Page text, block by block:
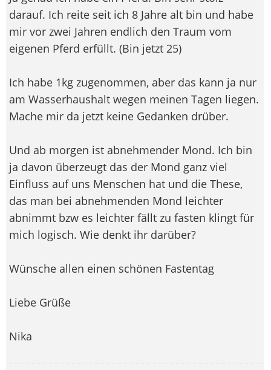
darauf. Ich reite seit ich 8 Jahre alt bin und habe
mir vor zwei Jahren endlich den Traum vom
eigenen Pferd erfüllt. (Bin jetzt 25)
Ich habe 1kg zugenommen, aber das kann ja nur
am Wasserhaushalt wegen meinen Tagen liegen.
Mache mir da jetzt keine Gedanken drüber.
Und ab morgen ist abnehmender Mond. Ich bin
ja davon überzeugt das der Mond ganz viel
Einfluss auf uns Menschen hat und die These,
das man bei abnehmenden Mond leichter
abnimmt bzw es leichter fällt zu fasten klingt für
mich logisch. Wie denkt ihr darüber?
Wünsche allen einen schönen Fastentag
Liebe Grüße
Nika